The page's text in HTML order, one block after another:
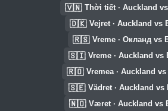
🇻🇳 Thời tiết · Auckland
🇩🇰 Vejret · Auckland vs
🇷🇸 Vreme · Окланд vs
🇸🇮 Vreme · Auckland vs
🇷🇴 Vremea · Auckland
🇸🇪 Vädret · Auckland vs
🇳🇴 Været · Auckland vs